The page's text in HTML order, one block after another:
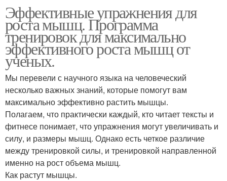
Эффективные упражнения для
роста мышц. Программа
тренировок для максимально
эффективного роста мышц от
ученых.
Мы перевели с научного языка на человеческий
несколько важных знаний, которые помогут вам
максимально эффективно растить мышцы.
Полагаем, что практически каждый, кто читает тексты и
фитнесе понимает, что упражнения могут увеличивать и
силу, и размеры мышц. Однако есть четкое различие
между тренировкой силы, и тренировкой направленной
именно на рост объема мышц.
Как растут мышцы.